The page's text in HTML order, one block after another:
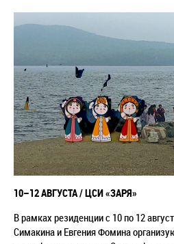
10–12 АВГУСТА /ЦСИ «ЗАРЯ»
В рамках резиденции с 10 по 12
Симакина и Евгения Фомина